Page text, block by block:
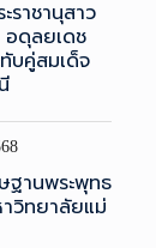
ราชานุสาว
อดุลยเดช
บคู่สมเด็จ
ฐานพระพุทธ
วิทยาลัยแม่